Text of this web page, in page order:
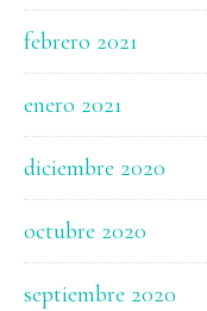
febrero 2021
enero 2021
diciembre 2020
octubre 2020
septiembre 2020